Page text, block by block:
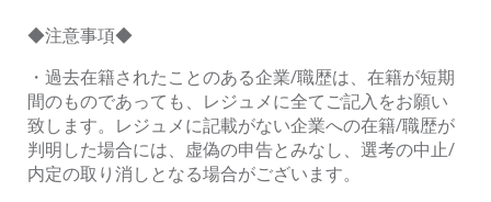
◆注意事項◆
・ 過去在籍されたことのある企業/職歴は、在籍が短期
間のものであっても、レジュメに全てご記入をお願い
致します。 レジュメに記載がない企業への在籍/職歴が
判明した場合には、虚偽の申告とみなし、選考の中止/
内定の取り消しとなる場合がございます。